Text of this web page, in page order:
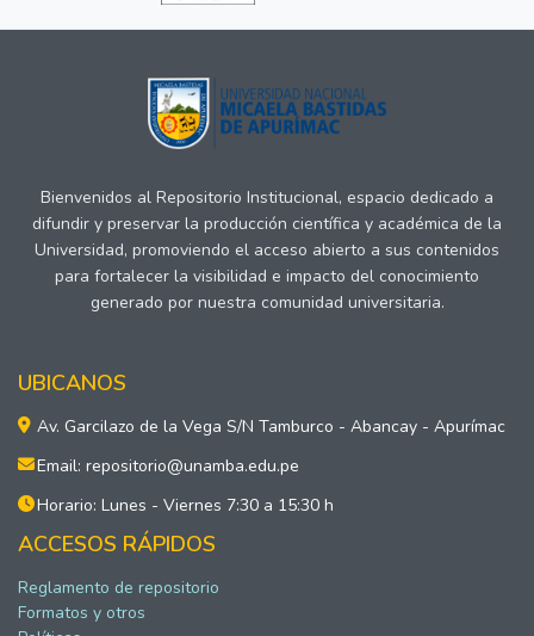
Bienvenidos al Repositorio Institucional, espacio dedicado a
difundir y preservar la producción científica y académica de la
Universidad, promoviendo el acceso abierto a sus contenidos
para fortalecer la visibilidad e impacto del conocimiento
generado por nuestra comunidad universitaria.
UBICANOS
Av. Garcilazo de la Vega S/N Tamburco - Abancay - Apurímac
Email: repositorio@unamba.edu.pe
Horario: Lunes - Viernes 7:30 a 15:30 h
ACCESOS RÁPIDOS
Reglamento de repositorio
Formatos y otros